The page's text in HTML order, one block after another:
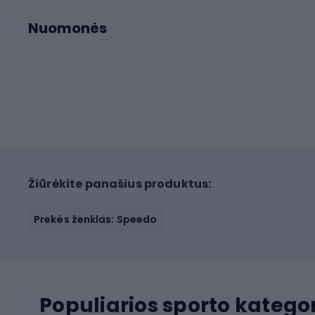
Nuomonės
Žiūrėkite panašius produktus:
Prekės ženklas: Speedo
Populiarios sporto